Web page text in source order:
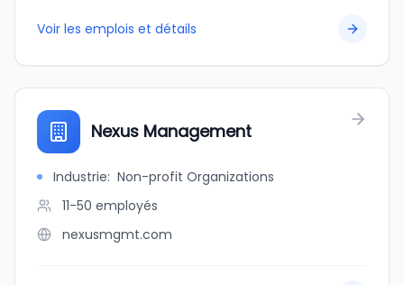
Voir les emplois et détails
Nexus Management
Industrie: Non-profit Organizations
11-50 employés
nexusmgmt.com